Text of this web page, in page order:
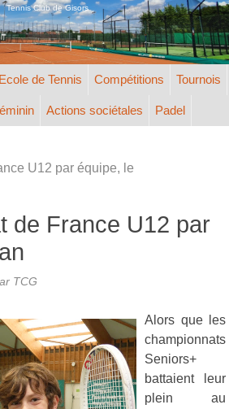
Tennis Club de Gisors
Ecole de Tennis Compétitions Tournois
Actions sociétales Padel
U12 par équipe, le
de France U12 par
TCG
Alors que les
championnats
Seniors+
battaient leur
plein au
cookies